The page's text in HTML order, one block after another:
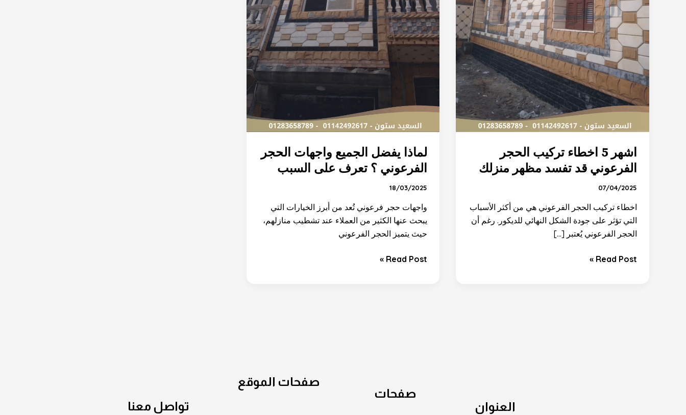
اشهر 5 اخطاء تركيب الحجر
الفرعوني قد تفسد مظهر منزلك
07/04/2025
اخطاء تركيب الحجر الفرعوني هي من أكثر الأسباب
التي تؤثر على جودة الشكل النهائي للديكور. رغم أن
الحجر الفرعوني يُعتبر […]
Read Post »
لماذا يفضل الجميع واجهات الحجر
الفرعوني ؟ تعرف على السبب
18/03/2025
واجهات حجر فرعوني تُعد من أبرز الخيارات التي
يبحث عنها الكثير من العملاء عند تشطيب منازلهم،
حيث يتميز الحجر الفرعوني
Read Post »
العنوان
صفحات
صفحات الموقع
تواصل معنا